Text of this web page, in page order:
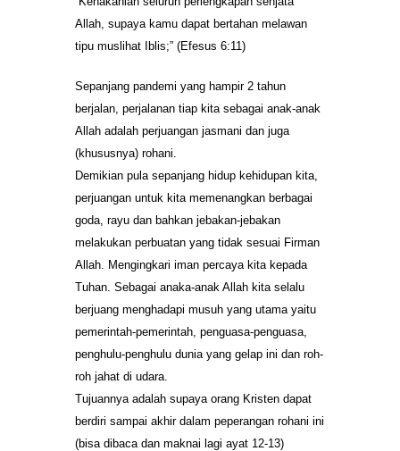
Allah, supaya kamu dapat bertahan melawan
tipu muslihat Iblis;” (Efesus 6:11)
Sepanjang pandemi yang hampir 2 tahun
berjalan, perjalanan tiap kita sebagai anak-anak
Allah adalah perjuangan jasmani dan juga
(khususnya) rohani.
Demikian pula sepanjang hidup kehidupan kita,
perjuangan untuk kita memenangkan berbagai
goda, rayu dan bahkan jebakan-jebakan
melakukan perbuatan yang tidak sesuai Firman
Allah. Mengingkari iman percaya kita kepada
Tuhan. Sebagai anaka-anak Allah kita selalu
berjuang menghadapi musuh yang utama yaitu
pemerintah-pemerintah, penguasa-penguasa,
penghulu-penghulu dunia yang gelap ini dan roh-
roh jahat di udara.
Tujuannya adalah supaya orang Kristen dapat
berdiri sampai akhir dalam peperangan rohani ini
(bisa dibaca dan maknai lagi ayat 12-13)